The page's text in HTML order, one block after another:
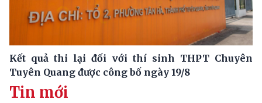
Kết quả thi lại đối với thí sinh THPT Chuyên
Tuyên Quang được công bố ngày 19/8
Tin mới